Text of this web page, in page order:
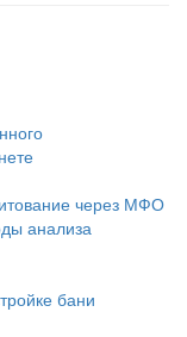
через МФО
анализа
бани